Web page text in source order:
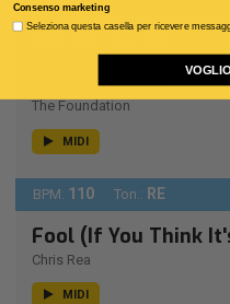
Build me up
The Foundation
MIDI
BPM: 110 Ton.: RE
Fool (If You Think
Chris Rea
MIDI
Consenso marketing
Seleziona questa casella per ricevere